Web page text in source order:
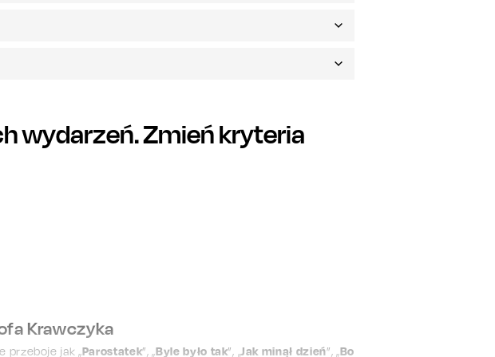
wydarzeń. Zmień kryteria
Krawczyka
przeboje jak „Parostatek”, „Byle było tak”, „Jak minął dzień”, „Bo